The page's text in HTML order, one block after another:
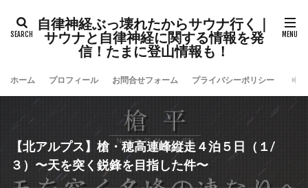
自律神経ぶっ壊れたからサウナ行く｜
サウナと自律神経に関する情報を発
信！たまに登山情報も！
ホーム プロフィール お問合せフォーム プライバシーポリシー
【北アルプス】槍・穂高連峰縦走４泊５日（１/
３）〜天を突く鋭鋒を目指した件〜